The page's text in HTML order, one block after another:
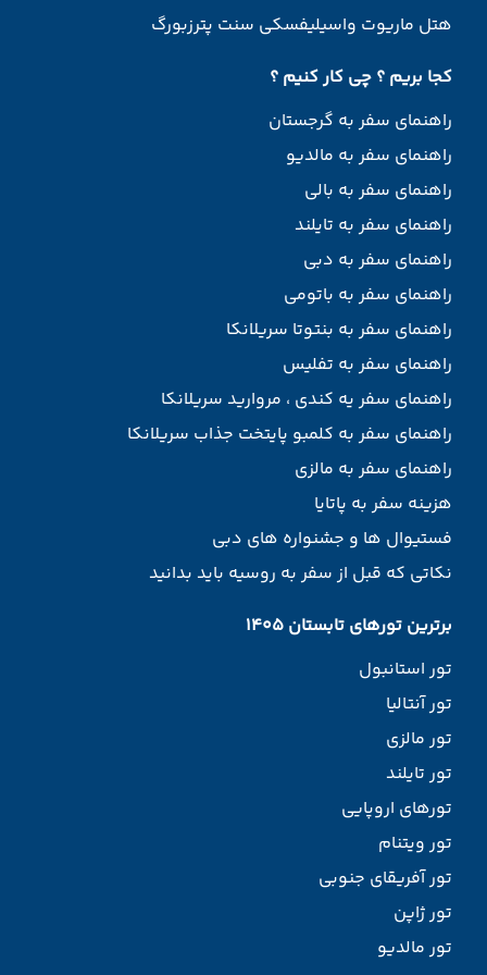
هتل ماریوت واسیلیفسکی سنت پترزبورگ
کجا بریم ؟ چی کار کنیم ؟
راهنمای سفر به گرجستان
راهنمای سفر به مالدیو
راهنمای سفر به بالی
راهنمای سفر به تایلند
راهنمای سفر به دبی
راهنمای سفر به باتومی
راهنمای سفر به بنتوتا سریلانکا
راهنمای سفر به تفلیس
راهنمای سفر یه کندی ، مروارید سریلانکا
راهنمای سفر به کلمبو پایتخت جذاب سریلانکا
راهنمای سفر به مالزی
هزینه سفر به پاتایا
فستیوال ها و جشنواره های دبی
نکاتی که قبل از سفر به روسیه باید بدانید
برترین تورهای تابستان 1405
تور استانبول
تور آنتالیا
تور مالزی
تور تایلند
تورهای اروپایی
تور ویتنام
تور آفریقای جنوبی
تور ژاپن
تور مالدیو